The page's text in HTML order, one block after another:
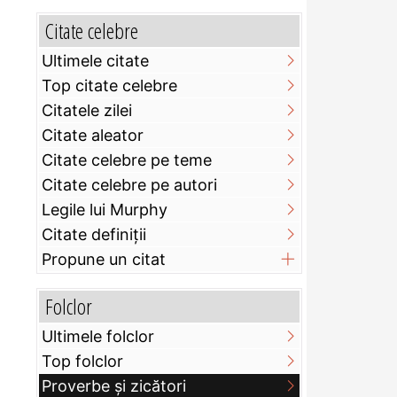
Citate celebre
Ultimele citate
Top citate celebre
Citatele zilei
Citate aleator
Citate celebre pe teme
Citate celebre pe autori
Legile lui Murphy
Citate definiţii
Propune un citat
Folclor
Ultimele folclor
Top folclor
Proverbe și zicători